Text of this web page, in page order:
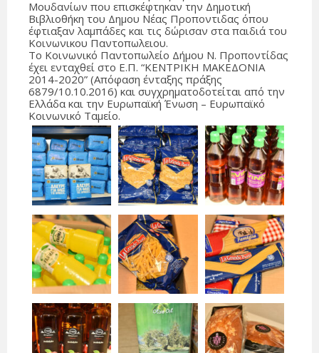
Μουδανίων που επισκέφτηκαν την Δημοτική
Βιβλιοθήκη του Δημου Νέας Προποντιδας όπου
έφτιαξαν λαμπάδες και τις δώρισαν στα παιδιά του
Κοινωνικου Παντοπωλειου.
Το Κοινωνικό Παντοπωλείο Δήμου Ν. Προποντίδας
έχει ενταχθεί στο Ε.Π. “ΚΕΝΤΡΙΚΗ ΜΑΚΕΔΟΝΙΑ
2014-2020” (Απόφαση ένταξης πράξης
6879/10.10.2016) και συγχρηματοδοτείται από την
Ελλάδα και την Ευρωπαϊκή Ένωση – Ευρωπαϊκό
Κοινωνικό Ταμείο.